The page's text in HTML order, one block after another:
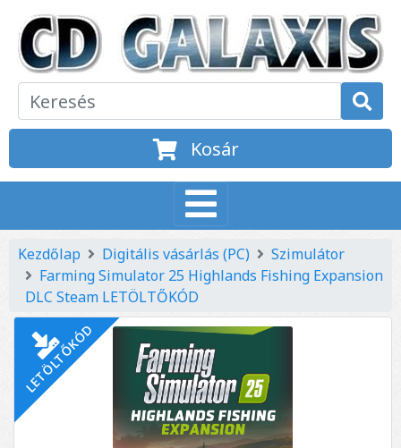
Kosár
Kezdőlap Digitális vásárlás (PC)
Szimulátor
Farming Simulator 25 Highlands Fishing Expansion
DLC Steam LETÖLTŐKÓD
LETÖLTŐKÓD